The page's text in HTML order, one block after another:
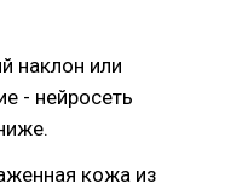
наклон или
- нейросеть
кожа из